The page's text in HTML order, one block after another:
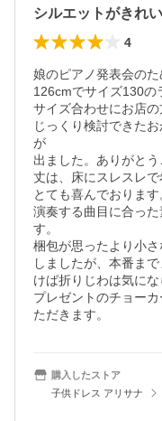
シルエットがきれ
4
娘のピアノ発表会のた
126cmでサイズ130の
サイズ合わせにお店の
じっくり検討できた
が
出ました。ありがとう
丈は、床にスレスレ
とても喜んでおります
演奏する曲目に合っ
す。
梱包が思ったより小
しましたが、本番ま
けば折りじわは気にな
プレゼントのチョー
ただきます。
購入したストア
子供ドレス アリサナ